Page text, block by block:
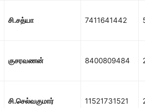
சி.சத்யா 7411641442
குசரவணன் 8400809484
சி.செல்வகுமார் 11521731521